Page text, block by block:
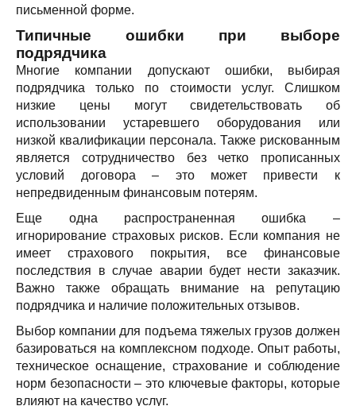
письменной форме.
Типичные ошибки при выборе
подрядчика
Многие компании допускают ошибки, выбирая
подрядчика только по стоимости услуг. Слишком
низкие цены могут свидетельствовать об
использовании устаревшего оборудования или
низкой квалификации персонала. Также рискованным
является сотрудничество без четко прописанных
условий договора – это может привести к
непредвиденным финансовым потерям.
Еще одна распространенная ошибка –
игнорирование страховых рисков. Если компания не
имеет страхового покрытия, все финансовые
последствия в случае аварии будет нести заказчик.
Важно также обращать внимание на репутацию
подрядчика и наличие положительных отзывов.
Выбор компании для подъема тяжелых грузов должен
базироваться на комплексном подходе. Опыт работы,
техническое оснащение, страхование и соблюдение
норм безопасности – это ключевые факторы, которые
влияют на качество услуг.